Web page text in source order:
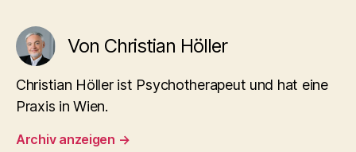
Von Christian Höller
Christian Höller ist Psychotherapeut und hat eine
Praxis in Wien.
Archiv anzeigen →